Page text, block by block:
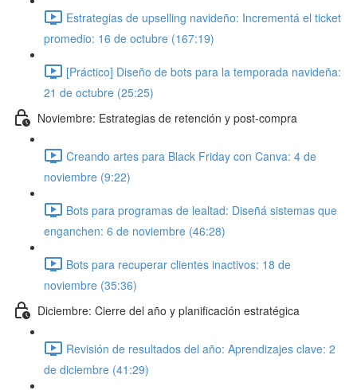
Estrategias de upselling navideño: Incrementá el ticket
promedio: 16 de octubre (167:19)
[Práctico] Diseño de bots para la temporada navideña:
21 de octubre (25:25)
Noviembre: Estrategias de retención y post-compra
Creando artes para Black Friday con Canva: 4 de
noviembre (9:22)
Bots para programas de lealtad: Diseñá sistemas que
enganchen: 6 de noviembre (46:28)
Bots para recuperar clientes inactivos: 18 de
noviembre (35:36)
Diciembre: Cierre del año y planificación estratégica
Revisión de resultados del año: Aprendizajes clave: 2
de diciembre (41:29)